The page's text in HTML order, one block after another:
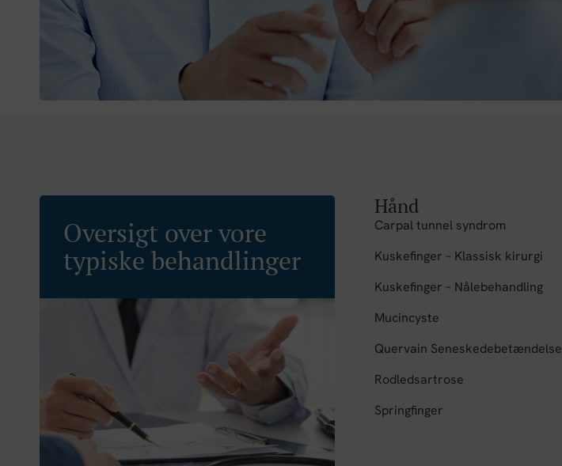
Oversigt over vore
typiske behandlinger
Hånd
Carpal tunnel syndrom
Kuskefinger – Klassisk kirurgi
Kuskefinger – Nålebehandling
Mucincyste
Quervain Seneskedebetændelse
Rodledsartrose
Springfinger